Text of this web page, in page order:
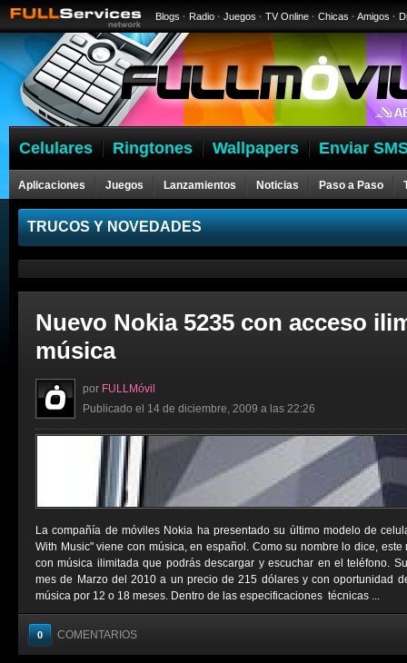
Blogs · Radio · Juegos · TV Online · Chicas · Amigos ·
Celulares Ringtones Wallpapers Enviar
Aplicaciones Juegos Lanzamientos Noticias Paso a Paso
Celulares
TRUCOS Y NOVEDADES
Nuevo Nokia 5235 con acceso
música
por FULLMóvil
Publicado el 14 de diciembre, 2009 a las 22:26
La compañía de móviles Nokia ha presentado su último modelo de
With Music" viene con música, en español. Como su nombre lo dice,
con música ilimitada que podrás descargar y escuchar en el teléfono.
mes de Marzo del 2010 a un precio de 215 dólares y con oportunidad
música por 12 o 18 meses. Dentro de las especificaciones técnicas ...
0 COMENTARIOS